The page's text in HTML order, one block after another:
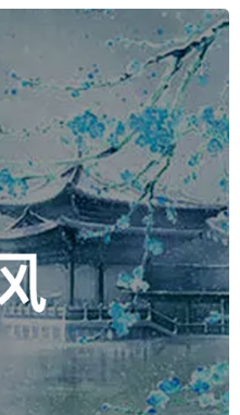
下
箭
头
键
来
增
高
或
降
低
量。